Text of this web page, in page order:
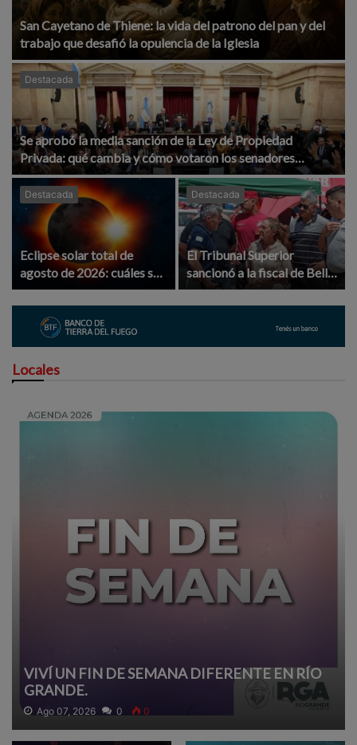
San Cayetano de Thiene: la vida del patrono del pan y del
trabajo que desafió la opulencia de la Iglesia
Destacada
Se aprobó la media sanción de la Ley de Propiedad
Privada: qué cambia y cómo votaron los senadores
cordobeses
Destacada
Eclipse solar total de
agosto de 2026: cuáles son
sus fases y dónde podrá
verse el fenómeno
Destacada
El Tribunal Superior
sancionó a la fiscal de Bell
Ville Isabel Reyna por
violencia laboral y
Locales
VIVÍ UN FIN DE SEMANA DIFERENTE EN RÍO
GRANDE.
Ago 07, 2026 0 0